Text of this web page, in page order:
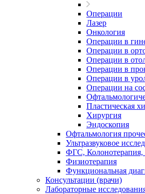
Операции
Лазер
Онкология
Операции в
Операции в
Операции в
Операции в
Операции в
Операции на
Пластическая
Хирургия
Эндоскопия
Офтальмология
Ультразвуковое
ФГС, Колонотерапия,
Физиотерапия
Функциональная
Консультации (врачи)
Лабораторные